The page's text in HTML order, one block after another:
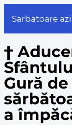
Sarbatoare azi
†
Gură
a